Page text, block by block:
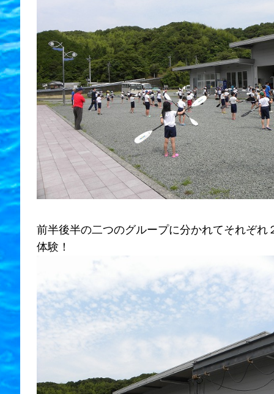
前半後半の二つのグループに分かれてそれぞれ
体験！